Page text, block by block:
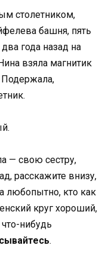
столетником,
башня, пять
года назад на
взяла магнитик
Подержала,
— свою сестру,
расскажите внизу,
любопытно, кто как
круг хороший,
нибудь
.